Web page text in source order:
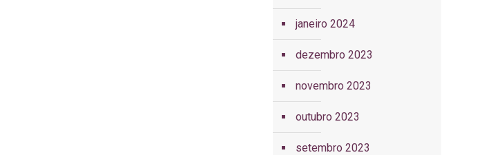
janeiro 2024
dezembro 2023
novembro 2023
outubro 2023
setembro 2023